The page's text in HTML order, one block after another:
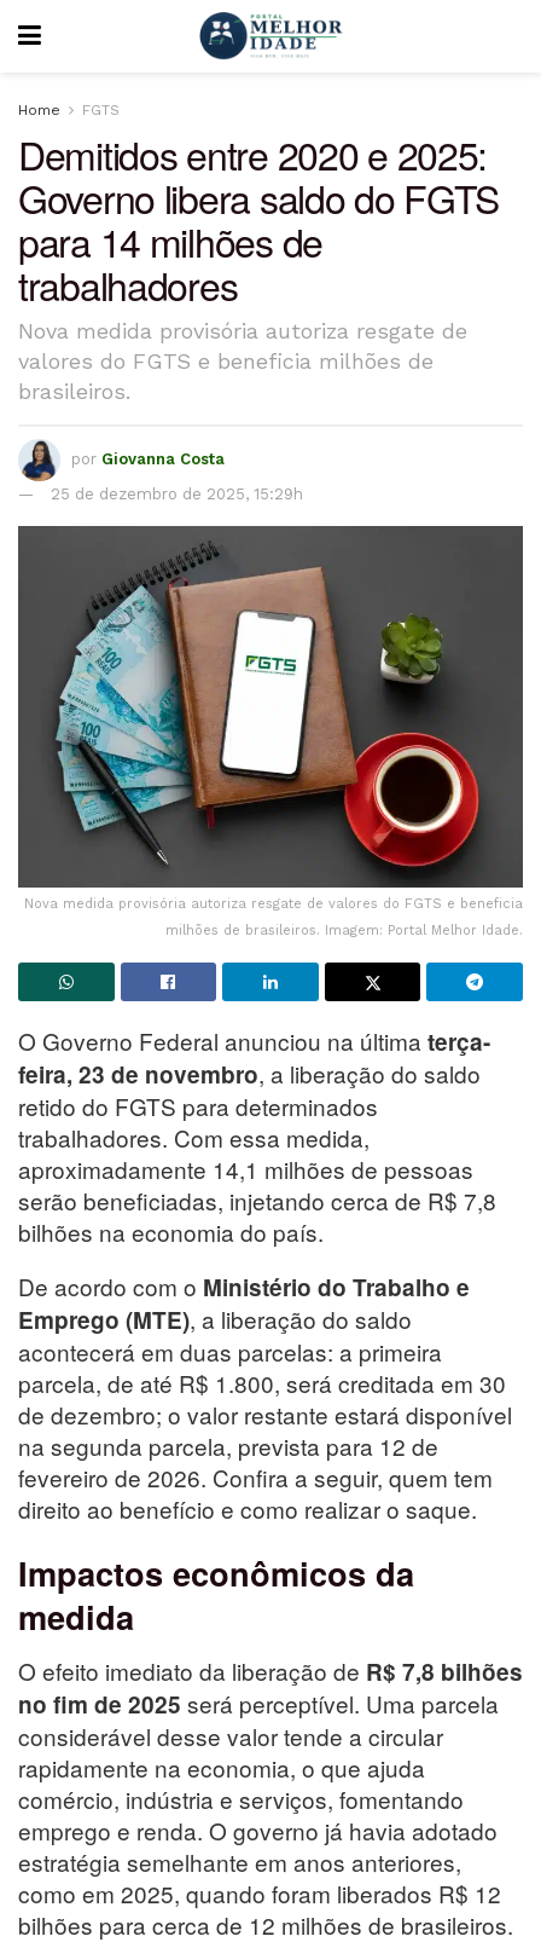
Home FGTS
Demitidos entre 2020 e 2025:
Governo libera saldo do FGTS
para 14 milhões de
trabalhadores
Nova medida provisória autoriza resgate de
valores do FGTS e beneficia milhões de
brasileiros.
por Giovanna Costa
25 de dezembro de 2025, 15:29h
Nova medida provisória autoriza resgate de valores do FGTS e beneficia
milhões de brasileiros. Imagem: Portal Melhor Idade.
O Governo Federal anunciou na última terça-
feira, 23 de novembro, a liberação do saldo
retido do FGTS para determinados
trabalhadores. Com essa medida,
aproximadamente 14,1 milhões de pessoas
serão beneficiadas, injetando cerca de R$ 7,8
bilhões na economia do país.
De acordo com o Ministério do Trabalho e
Emprego (MTE), a liberação do saldo
acontecerá em duas parcelas: a primeira
parcela, de até R$ 1.800, será creditada em 30
de dezembro; o valor restante estará disponível
na segunda parcela, prevista para 12 de
fevereiro de 2026. Confira a seguir, quem tem
direito ao benefício e como realizar o saque.
Impactos econômicos da
medida
O efeito imediato da liberação de R$ 7,8 bilhões
no fim de 2025 será perceptível. Uma parcela
considerável desse valor tende a circular
rapidamente na economia, o que ajuda
comércio, indústria e serviços, fomentando
emprego e renda. O governo já havia adotado
estratégia semelhante em anos anteriores,
como em 2025, quando foram liberados R$ 12
bilhões para cerca de 12 milhões de brasileiros.